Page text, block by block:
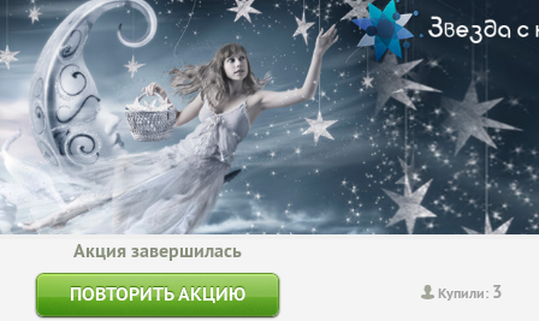
Купили: 3
Акция завершилась
ПОВТОРИТЬ АКЦИЮ